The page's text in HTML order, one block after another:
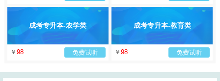
成考专升本-农学类
￥ 98 免费试听
成考专升本-教育类
￥ 98 免费试听